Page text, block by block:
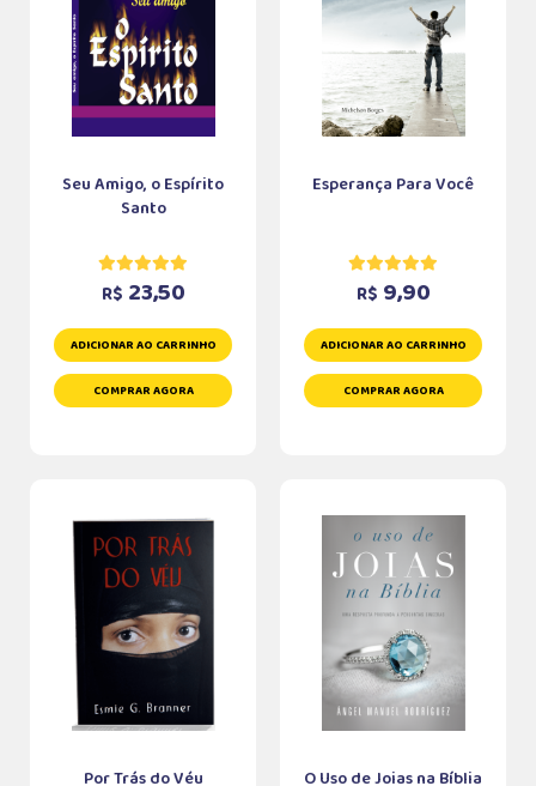
Seu Amigo, o Espírito
Santo
R$ 23,50
ADICIONAR AO CARRINHO
COMPRAR AGORA
Esperança Para Você
R$ 9,90
ADICIONAR AO CARRINHO
COMPRAR AGORA
Por Trás do Véu O Uso de Joias na Bíblia